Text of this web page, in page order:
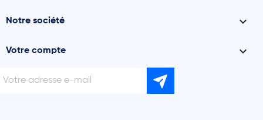
Notre société 
Votre compte 